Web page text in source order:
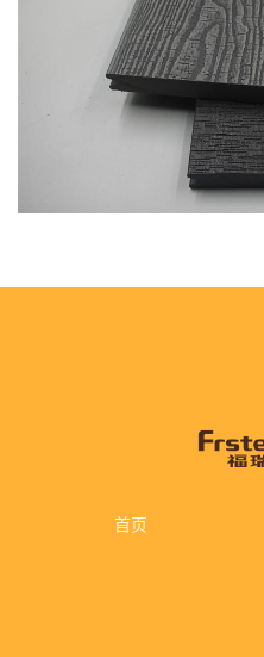
首页